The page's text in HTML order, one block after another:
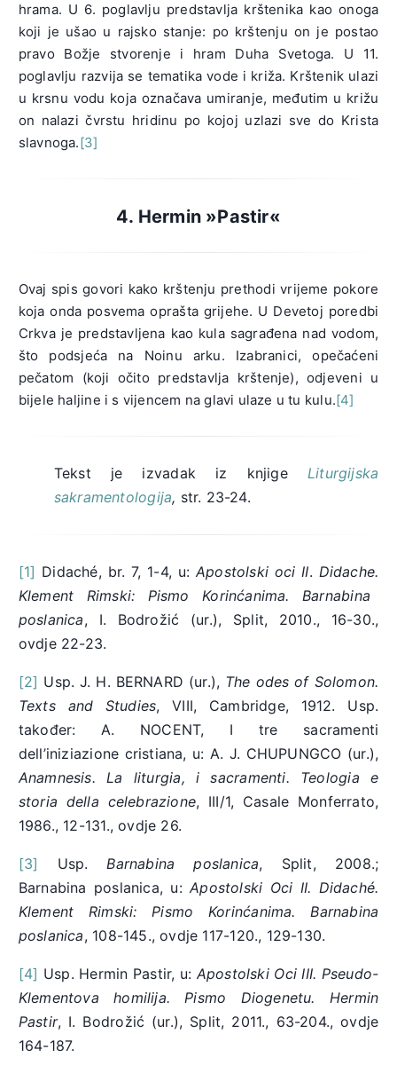
hrama. U 6. poglavlju predstavlja krštenika kao onoga
koji je ušao u rajsko stanje: po krštenju on je postao
pravo Božje stvorenje i hram Duha Svetoga. U 11.
poglavlju razvija se tematika vode i križa. Krštenik ulazi
u krsnu vodu koja označava umiranje, međutim u križu
on nalazi čvrstu hridinu po kojoj uzlazi sve do Krista
slavnoga.[3]
4. Hermin »Pastir«
Ovaj spis govori kako krštenju prethodi vrijeme pokore
koja onda posvema oprašta grijehe. U Devetoj poredbi
Crkva je predstavljena kao kula sagrađena nad vodom,
što podsjeća na Noinu arku. Izabranici, opečaćeni
pečatom (koji očito predstavlja krštenje), odjeveni u
bijele haljine i s vijencem na glavi ulaze u tu kulu.[4]
Tekst je izvadak iz knjige Liturgijska
sakramentologija, str. 23-24.
[1] Didaché, br. 7, 1-4, u: Apostolski oci II. Didache.
Klement Rimski: Pismo Korinćanima. Barnabina
poslanica, I. Bodrožić (ur.), Split, 2010., 16-30.,
ovdje 22-23.
[2] Usp. J. H. BERNARD (ur.), The odes of Solomon.
Texts and Studies, VIII, Cambridge, 1912. Usp.
također: A. NOCENT, I tre sacramenti
dell’iniziazione cristiana, u: A. J. CHUPUNGCO (ur.),
Anamnesis.
La liturgia, i sacramenti. Teologia e
storia della celebrazione, III/1, Casale Monferrato,
1986., 12-131., ovdje 26.
[3] Usp.Barnabina poslanica, Split, 2008.;
Barnabina poslanica, u:Apostolski Oci II. Didaché.
Klement Rimski: Pismo Korinćanima. Barnabina
poslanica, 108-145., ovdje 117-120., 129-130.
[4] Usp. Hermin Pastir, u: Apostolski Oci III. Pseudo-
Klementova homilija. Pismo Diogenetu. Hermin
Pastir, I. Bodrožić (ur.), Split, 2011., 63-204., ovdje
164-187.